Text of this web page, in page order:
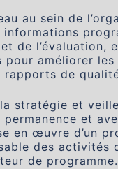
au sein de
de l’évaluation,
améliorer
de
stratégie et
et
en œuvre d’un
des activités
de programme.